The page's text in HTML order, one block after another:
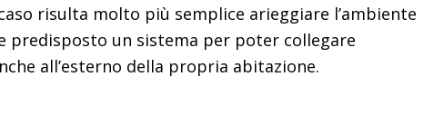
risulta molto più semplice arieggiare l’ambiente
predisposto un sistema per poter collegare
all’esterno della propria abitazione.